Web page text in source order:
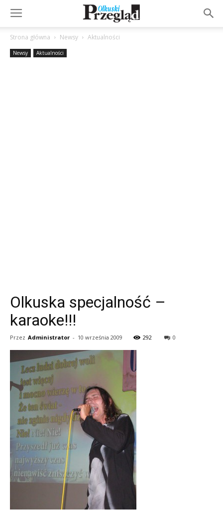
Strona główna Newsy Aktualności
Newsy Aktualności
Olkuska specjalność –
karaoke!!!
Przez Administrator - 10 września 2009 292 0